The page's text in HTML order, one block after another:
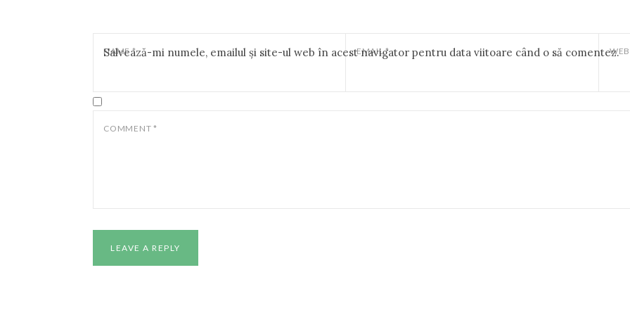
NAME* EMAIL*
Salvează-mi numele, emailul și site-ul web în acest navigator pentru data viitoare când o să comentez.
COMMENT *